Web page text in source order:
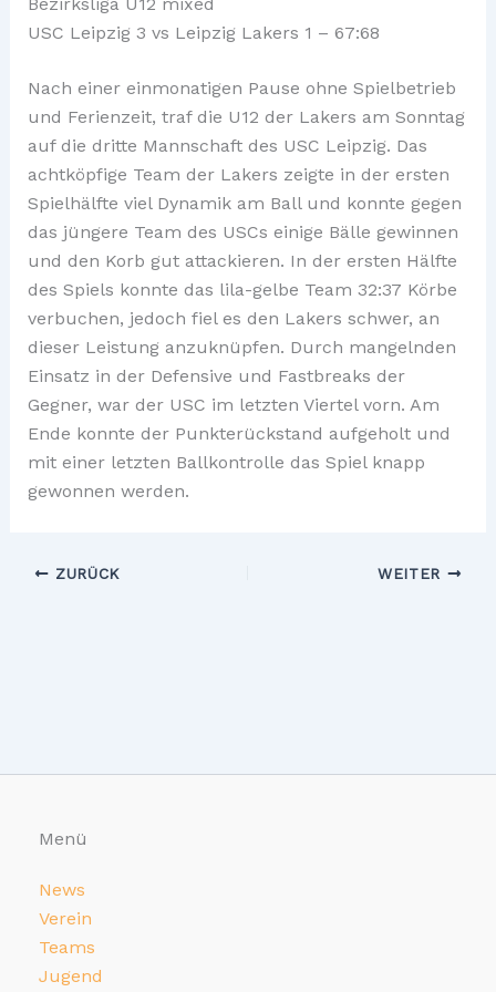
USC Leipzig 3 vs Leipzig Lakers 1 – 67:68
Nach einer einmonatigen Pause ohne Spielbetrieb
und Ferienzeit, traf die U12 der Lakers am Sonntag
auf die dritte Mannschaft des USC Leipzig. Das
achtköpfige Team der Lakers zeigte in der ersten
Spielhälfte viel Dynamik am Ball und konnte gegen
das jüngere Team des USCs einige Bälle gewinnen
und den Korb gut attackieren. In der ersten Hälfte
des Spiels konnte das lila-gelbe Team 32:37 Körbe
verbuchen, jedoch fiel es den Lakers schwer, an
dieser Leistung anzuknüpfen. Durch mangelnden
Einsatz in der Defensive und Fastbreaks der
Gegner, war der USC im letzten Viertel vorn. Am
Ende konnte der Punkterückstand aufgeholt und
mit einer letzten Ballkontrolle das Spiel knapp
gewonnen werden.
ZURÜCK WEITER
Menü
News
Verein
Teams
Jugend